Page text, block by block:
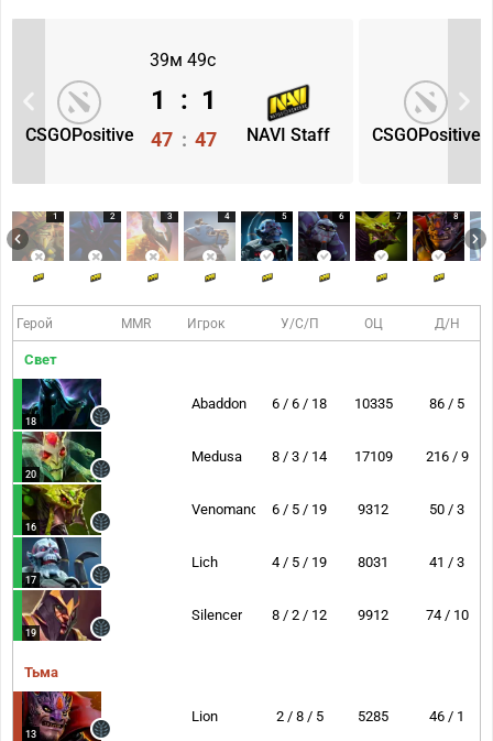
39м 49с
CSGOPositive NAVI Staff
1 : 1
47 : 47 CSGOPositive
1 2 3 4 5 6 7 8
Герой MMR Игрок У/С/П ОЦ Д/Н
Свет
18
Abaddon 6 / 6 / 18 10335 86 / 5
20
Medusa 8 / 3 / 14 17109 216 / 9
16
Venomancer 6 / 5 / 19 9312 50 / 3
17
Lich 4 / 5 / 19 8031 41 / 3
19
Silencer 8 / 2 / 12 9912 74 / 10
Тьма
13
Lion 2 / 8 / 5 5285 46 / 1